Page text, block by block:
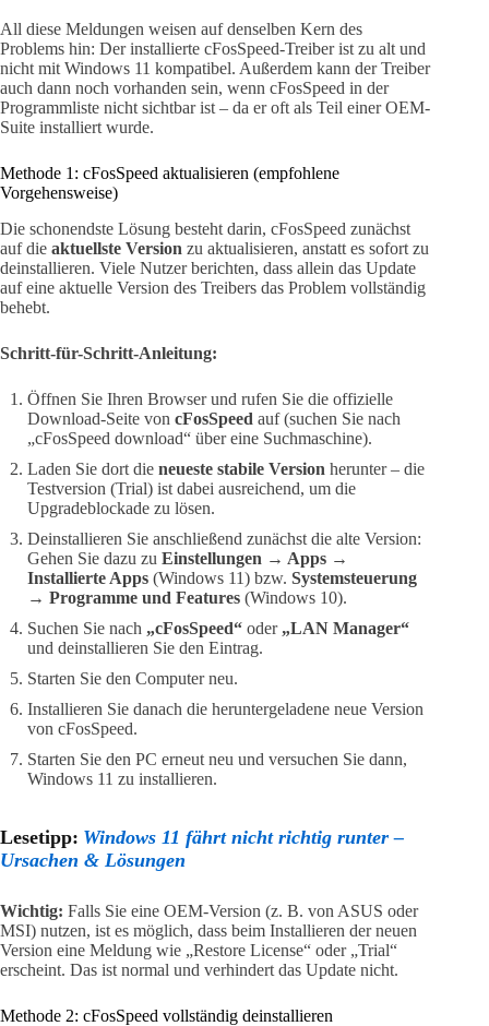
All diese Meldungen weisen auf denselben Kern des
Problems hin: Der installierte cFosSpeed-Treiber ist zu alt und
nicht mit Windows 11 kompatibel. Außerdem kann der Treiber
auch dann noch vorhanden sein, wenn cFosSpeed in der
Programmliste nicht sichtbar ist – da er oft als Teil einer OEM-
Suite installiert wurde.
Methode 1: cFosSpeed aktualisieren (empfohlene
Vorgehensweise)
Die schonendste Lösung besteht darin, cFosSpeed zunächst
auf die aktuellste Version zu aktualisieren, anstatt es sofort zu
deinstallieren. Viele Nutzer berichten, dass allein das Update
auf eine aktuelle Version des Treibers das Problem vollständig
behebt.
Schritt-für-Schritt-Anleitung:
Öffnen Sie Ihren Browser und rufen Sie die offizielle
Download-Seite von cFosSpeed auf (suchen Sie nach
„cFosSpeed download“ über eine Suchmaschine).
Laden Sie dort die neueste stabile Version herunter – die
Testversion (Trial) ist dabei ausreichend, um die
Upgradeblockade zu lösen.
Deinstallieren Sie anschließend zunächst die alte Version:
Gehen Sie dazu zu Einstellungen → Apps →
Installierte Apps (Windows 11) bzw. Systemsteuerung
→ Programme und Features (Windows 10).
Suchen Sie nach „cFosSpeed“ oder „LAN Manager“
und deinstallieren Sie den Eintrag.
Starten Sie den Computer neu.
Installieren Sie danach die heruntergeladene neue Version
von cFosSpeed.
Starten Sie den PC erneut neu und versuchen Sie dann,
Windows 11 zu installieren.
Lesetipp: Windows 11 fährt nicht richtig runter –
Ursachen & Lösungen
Wichtig: Falls Sie eine OEM-Version (z. B. von ASUS oder
MSI) nutzen, ist es möglich, dass beim Installieren der neuen
Version eine Meldung wie „Restore License“ oder „Trial“
erscheint. Das ist normal und verhindert das Update nicht.
Methode 2: cFosSpeed vollständig deinstallieren